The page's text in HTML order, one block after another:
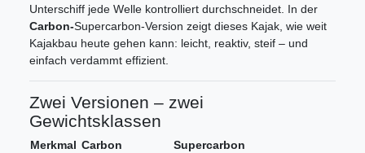
Unterschiff jede Welle kontrolliert durchschneidet. In der
Carbon-Supercarbon-Version zeigt dieses Kajak, wie weit
Kajakbau heute gehen kann: leicht, reaktiv, steif – und
einfach verdammt effizient.
Zwei Versionen – zwei
Gewichtsklassen
Merkmal Carbon
Supercarbon